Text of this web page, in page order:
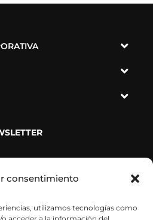
consentimiento
utilizamos tecnologías como